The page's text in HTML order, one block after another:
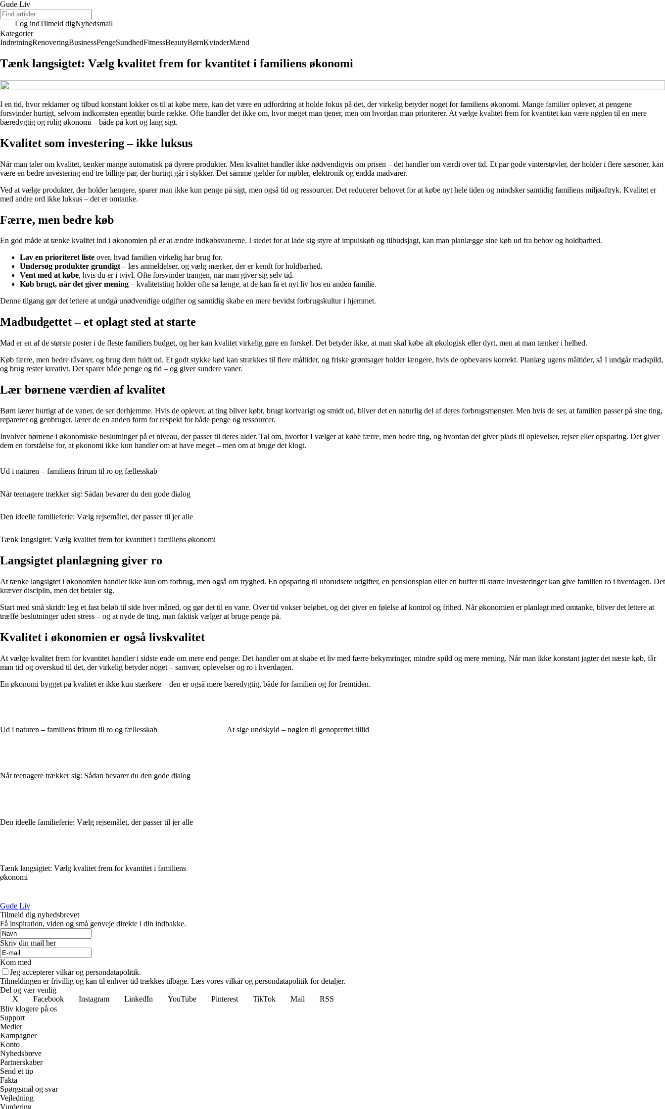
Gude Liv
Log indTilmeld digNyhedsmail
Kategorier
IndretningRenoveringBusinessPengeSundhedFitnessBeautyBørnKvinderMænd
Tænk langsigtet: Vælg kvalitet frem for kvantitet i familiens økonomi
I en tid, hvor reklamer og tilbud konstant lokker os til at købe mere, kan det være en udfordring at holde fokus på det, der virkelig betyder noget for familiens økonomi. Mange familier oplever, at pengene
forsvinder hurtigt, selvom indkomsten egentlig burde række. Ofte handler det ikke om, hvor meget man tjener, men om hvordan man prioriterer. At vælge kvalitet frem for kvantitet kan være nøglen til en mere
bæredygtig og rolig økonomi – både på kort og lang sigt.
Kvalitet som investering – ikke luksus
Når man taler om kvalitet, tænker mange automatisk på dyrere produkter. Men kvalitet handler ikke nødvendigvis om prisen – det handler om værdi over tid. Et par gode vinterstøvler, der holder i flere sæsoner, kan
være en bedre investering end tre billige par, der hurtigt går i stykker. Det samme gælder for møbler, elektronik og endda madvarer.
Ved at vælge produkter, der holder længere, sparer man ikke kun penge på sigt, men også tid og ressourcer. Det reducerer behovet for at købe nyt hele tiden og mindsker samtidig familiens miljøaftryk. Kvalitet er
med andre ord ikke luksus – det er omtanke.
Færre, men bedre køb
En god måde at tænke kvalitet ind i økonomien på er at ændre indkøbsvanerne. I stedet for at lade sig styre af impulskøb og tilbudsjagt, kan man planlægge sine køb ud fra behov og holdbarhed.
Lav en prioriteret liste over, hvad familien virkelig har brug for.
Undersøg produkter grundigt– læs anmeldelser, og vælg mærker, der er kendt for holdbarhed.
Vent med at købe, hvis du er i tvivl. Ofte forsvinder trangen, når man giver sig selv tid.
Køb brugt, når det giver mening – kvalitetsting holder ofte så længe, at de kan få et nyt liv hos en anden familie.
Denne tilgang gør det lettere at undgå unødvendige udgifter og samtidig skabe en mere bevidst forbrugskultur i hjemmet.
Madbudgettet – et oplagt sted at starte
Mad er en af de største poster i de fleste familiers budget, og her kan kvalitet virkelig gøre en forskel. Det betyder ikke, at man skal købe alt økologisk eller dyrt, men at man tænker i helhed.
Køb færre, men bedre råvarer, og brug dem fuldt ud. Et godt stykke kød kan strækkes til flere måltider, og friske grøntsager holder længere, hvis de opbevares korrekt. Planlæg ugens måltider, så I undgår madspild,
og brug rester kreativt. Det sparer både penge og tid – og giver sundere vaner.
Lær børnene værdien af kvalitet
Børn lærer hurtigt af de vaner, de ser derhjemme. Hvis de oplever, at ting bliver købt, brugt kortvarigt og smidt ud, bliver det en naturlig del af deres forbrugsmønster. Men hvis de ser, at familien passer på sine ting,
reparerer og genbruger, lærer de en anden form for respekt for både penge og ressourcer.
Involver børnene i økonomiske beslutninger på et niveau, der passer til deres alder. Tal om, hvorfor I vælger at købe færre, men bedre ting, og hvordan det giver plads til oplevelser, rejser eller opsparing. Det giver
dem en forståelse for, at økonomi ikke kun handler om at have meget – men om at bruge det klogt.
Ud i naturen – familiens frirum til ro og fællesskab
Når teenagere trækker sig: Sådan bevarer du den gode dialog
Den ideelle familieferie: Vælg rejsemålet, der passer til jer alle
Tænk langsigtet: Vælg kvalitet frem for kvantitet i familiens økonomi
Langsigtet planlægning giver ro
At tænke langsigtet i økonomien handler ikke kun om forbrug, men også om tryghed. En opsparing til uforudsete udgifter, en pensionsplan eller en buffer til større investeringer kan give familien ro i hverdagen. Det
kræver disciplin, men det betaler sig.
Start med små skridt: læg et fast beløb til side hver måned, og gør det til en vane. Over tid vokser beløbet, og det giver en følelse af kontrol og frihed. Når økonomien er planlagt med omtanke, bliver det lettere at
træffe beslutninger uden stress – og at nyde de ting, man faktisk vælger at bruge penge på.
Kvalitet i økonomien er også livskvalitet
At vælge kvalitet frem for kvantitet handler i sidste ende om mere end penge. Det handler om at skabe et liv med færre bekymringer, mindre spild og mere mening. Når man ikke konstant jagter det næste køb, får
man tid og overskud til det, der virkelig betyder noget – samvær, oplevelser og ro i hverdagen.
En økonomi bygget på kvalitet er ikke kun stærkere – den er også mere bæredygtig, både for familien og for fremtiden.
Ud i naturen – familiens frirum til ro og fællesskab
Når teenagere trækker sig: Sådan bevarer du den gode dialog
Den ideelle familieferie: Vælg rejsemålet, der passer til jer alle
Tænk langsigtet: Vælg kvalitet frem for kvantitet i familiens
økonomi
At sige undskyld – nøglen til genoprettet tillid
Gude Liv
Tilmeld dig nyhedsbrevet
Få inspiration, viden og små genveje direkte i din indbakke.
Skriv din mail her
Kom med
Jeg accepterer vilkår og persondatapolitik.
Tilmeldingen er frivillig og kan til enhver tid trækkes tilbage. Læs vores vilkår og persondatapolitik for detaljer.
Del og vær venlig
X
Facebook Instagram LinkedIn YouTube Pinterest TikTok Mail
RSS
Bliv klogere på os
Support
Medier
Kampagner
Konto
Nyhedsbreve
Partnerskaber
Send et tip
Fakta
Spørgsmål og svar
Vejledning
Vurdering